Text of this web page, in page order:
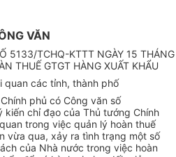
VĂN
5133/TCHQ-KTTT NGÀY 15 THÁNG
THUẾ GTGT HÀNG XUẤT KHẨU
quan các tỉnh, thành phố
phủ có Công văn số
kiến chỉ đạo của Thủ tướng Chính
trong việc quản lý hoàn thuế
vừa qua, xảy ra tình trạng một số
của Nhà nước trong việc hoàn